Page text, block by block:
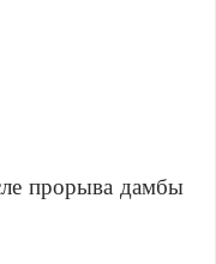
прорыва дамбы